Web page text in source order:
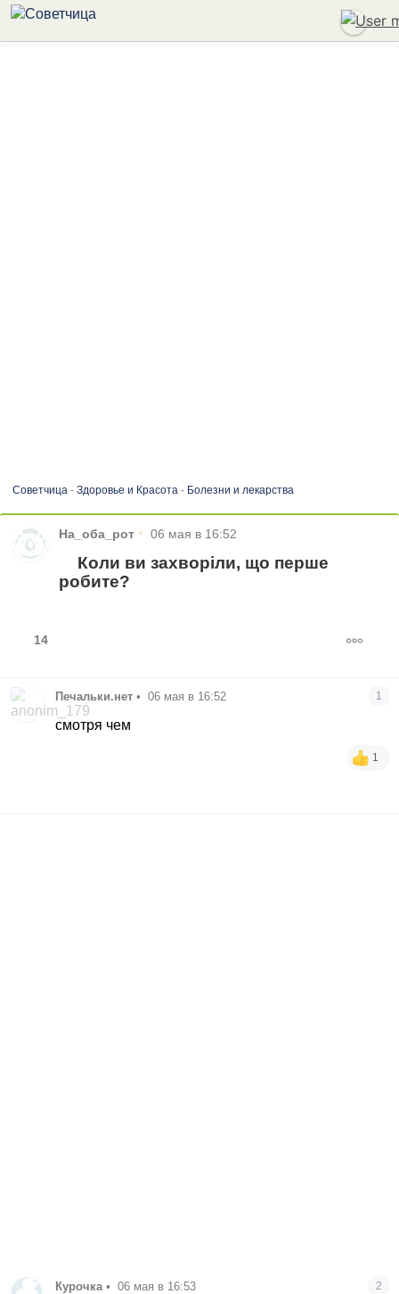
Советчица- Здоровье и Красота- Болезни и лекарства
На_оба_рот • 06 мая в 16:52
Коли ви захворіли, що перше
робите?
14
Печальки.нет • 06 мая в 16:52 1
смотря чем
1
Курочка • 06 мая в 16:53 2